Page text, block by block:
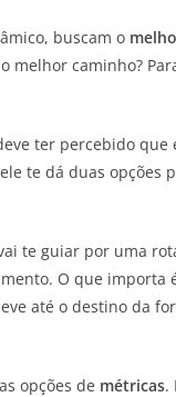
buscam o
melhor caminho?
ter percebido
te dá duas opções
te guiar por uma
O que importa
até o destino da
opções de métricas.